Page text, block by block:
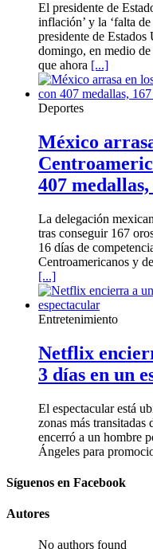
El presidente de
inflación’ y la ‘falta
presidente de
domingo, en medio de
que ahora [...]
Deportes
México
407
La delegación
tras conseguir 167
16 días de
Centroamericanos y
[...]
Entretenimiento
Netflix
3 días en un
El espectacular está
zonas más
encerró a un hombre
Ángeles para
Síguenos en Facebook
Autores
No authors found